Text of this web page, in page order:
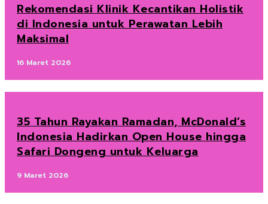
Rekomendasi Klinik Kecantikan Holistik
di Indonesia untuk Perawatan Lebih
Maksimal
16 Maret 2026
35 Tahun Rayakan Ramadan, McDonald’s
Indonesia Hadirkan Open House hingga
Safari Dongeng untuk Keluarga
9 Maret 2026